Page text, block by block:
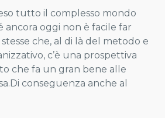
tutto il complesso mondo
ancora oggi non è facile far
che, al di là del metodo e
c’è una prospettiva
che fa un gran bene alle
conseguenza anche al